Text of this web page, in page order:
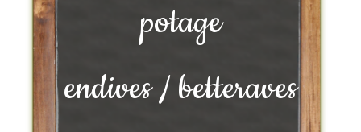
potage
endives / betteraves